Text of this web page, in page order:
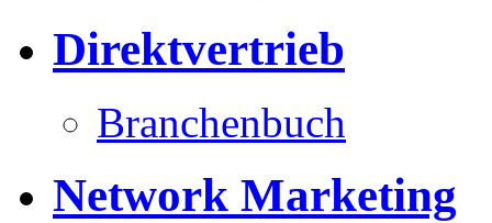
Direktvertrieb
Branchenbuch
Network Marketing